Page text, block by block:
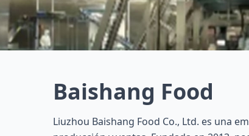
Baishang Food
Liuzhou Baishang Food Co., Ltd. es una